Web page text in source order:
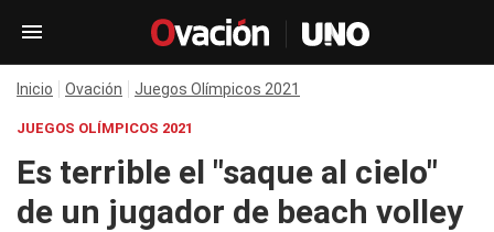
Inicio Ovación Juegos Olímpicos 2021
JUEGOS OLÍMPICOS 2021
Es terrible el "saque al cielo"
de un jugador de beach volley